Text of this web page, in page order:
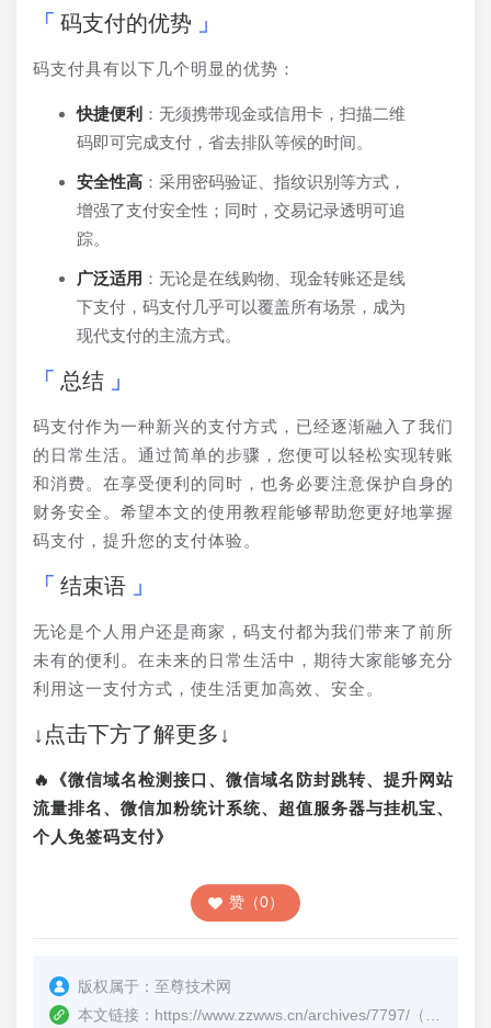
码支付的优势
码支付具有以下几个明显的优势：
快捷便利 ：无须携带现金或信用卡，扫描二维
码即可完成支付，省去排队等候的时间。
安全性高 ：采用密码验证、指纹识别等方式，
增强了支付安全性；同时，交易记录透明可追
踪。
广泛适用 ：无论是在线购物、现金转账还是线
下支付，码支付几乎可以覆盖所有场景，成为
现代支付的主流方式。
总结
码支付作为一种新兴的支付方式，已经逐渐融入了我们
的日常生活。通过简单的步骤，您便可以轻松实现转账
和消费。在享受便利的同时，也务必要注意保护自身的
财务安全。希望本文的使用教程能够帮助您更好地掌握
码支付，提升您的支付体验。
结束语
无论是个人用户还是商家，码支付都为我们带来了前所
未有的便利。在未来的日常生活中，期待大家能够充分
利用这一支付方式，使生活更加高效、安全。
↓点击下方了解更多↓
🔥《微信域名检测接口、微信域名防封跳转、提升网站
流量排名、微信加粉统计系统、超值服务器与挂机宝、
个人免签码支付》
赞（0）
版权属于： 至尊技术网
本文链接： https://www.zzwws.cn/archives/7797/ （转载时请注明本文出处及文章链接）